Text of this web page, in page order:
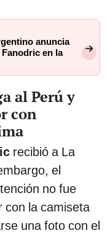
anuncia
en la
al Perú y
con
recibió a La
el
no fue
con la camiseta
una foto con el